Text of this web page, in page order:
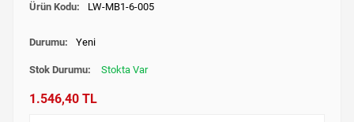
Ürün Kodu: LW-MB1-6-005
Durumu: Yeni
Stok Durumu: Stokta Var
1.546,40 TL